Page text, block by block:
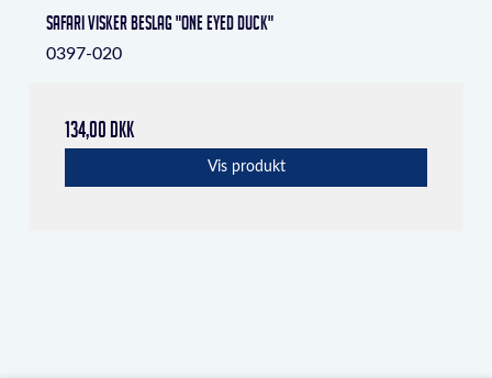
Safari visker Beslag "one eyed duck"
0397-020
134,00 DKK
Vis produkt